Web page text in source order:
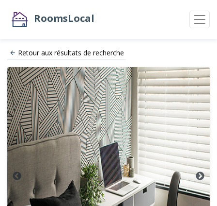
RoomsLocal
Retour aux résultats de recherche